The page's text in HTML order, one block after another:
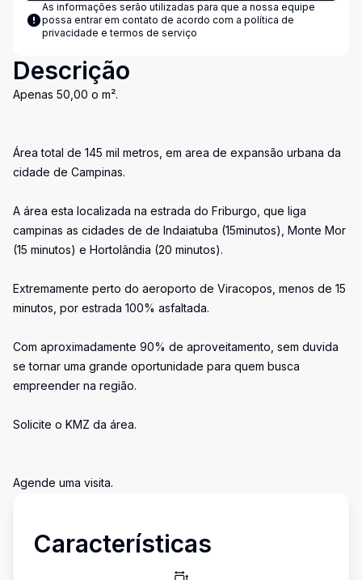
As informações serão utilizadas para que a nossa equipe
possa entrar em contato de acordo com a política de
privacidade e termos de serviço
Descrição
Apenas 50,00 o m².
Área total de 145 mil metros, em area de expansão urbana da
cidade de Campinas.
A área esta localizada na estrada do Friburgo, que liga
campinas as cidades de de Indaiatuba (15minutos), Monte Mor
(15 minutos) e Hortolândia (20 minutos).
Extremamente perto do aeroporto de Viracopos, menos de 15
minutos, por estrada 100% asfaltada.
Com aproximadamente 90% de aproveitamento, sem duvida
se tornar uma grande oportunidade para quem busca
empreender na região.
Solicite o KMZ da área.
Agende uma visita.
Características